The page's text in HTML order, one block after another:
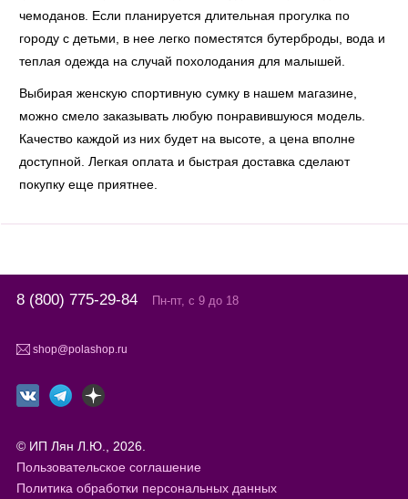
чемоданов. Если планируется длительная прогулка по
городу с детьми, в нее легко поместятся бутерброды, вода и
теплая одежда на случай похолодания для малышей.
Выбирая женскую спортивную сумку в нашем магазине,
можно смело заказывать любую понравившуюся модель.
Качество каждой из них будет на высоте, а цена вполне
доступной. Легкая оплата и быстрая доставка сделают
покупку еще приятнее.
8 (800) 775-29-84 Пн-пт, с 9 до 18
shop@polashop.ru
© ИП Лян Л.Ю., 2026.
Пользовательское соглашение
Политика обработки персональных данных